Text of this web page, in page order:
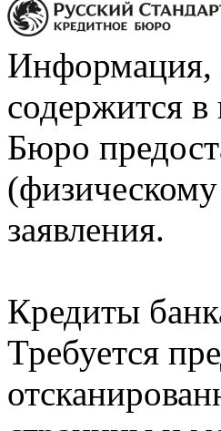
Информация,
содержится
Бюро
заявления.
Кредиты
Требуется